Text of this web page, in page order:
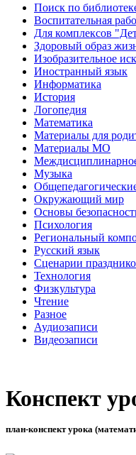
Поиск по
Воспитательная
Для комплексов
Здоровый образ
Изобразительное
Иностранный язык
Информатика
История
Логопедия
Математика
Материалы для
Материалы МО
Музыка
Окружающий мир
Основы
Психология
Региональный
Русский язык
Сценарии
Технология
Физкультура
Чтение
Разное
Аудиозаписи
Видеозаписи
Конспект
план-конспект урока